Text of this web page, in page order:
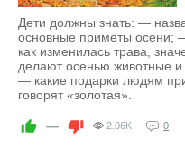
Дети должны знать: —
основные приметы осени;
как изменилась трава,
делают осенью животные
— какие подарки людям
говорят «золотая».
— 2.06K 0